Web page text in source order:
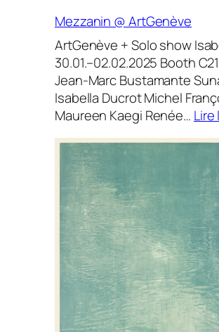
Mezzanin @ ArtGenève
ArtGenève + Solo show
30.01.–02.02.2025 Booth
Jean-Marc Bustamante
Isabella Ducrot Michel
Maureen Kaegi Renée… Lire